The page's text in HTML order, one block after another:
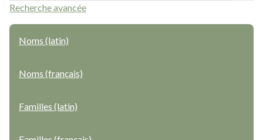
Recherche avancée
Noms (latin)
Noms (français)
Familles (latin)